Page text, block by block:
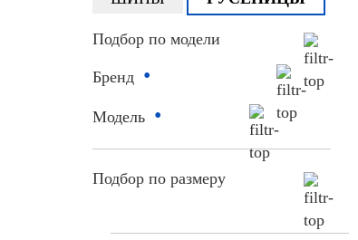
Подбор по модели
Бренд •
Модель •
Подбор по размеру